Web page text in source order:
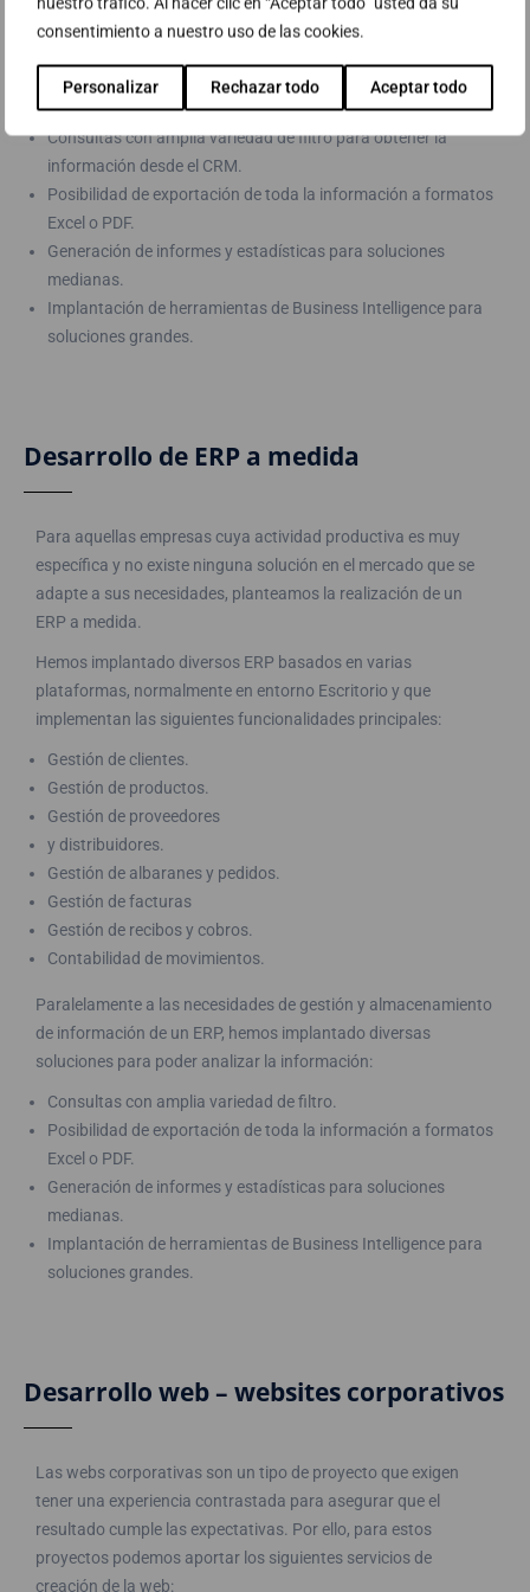
consentimiento a nuestro uso de las cookies.
Personalizar Rechazar todo Aceptar todo
Un CRM debe permitir a los usuarios directores de la empresa
poder analizar la información almacenada, para ello se
plantean las siguientes estrategias de servicios:
Consultas con amplia variedad de filtro para obtener la
información desde el CRM.
Posibilidad de exportación de toda la información a formatos
Excel o PDF.
Generación de informes y estadísticas para soluciones
medianas.
Implantación de herramientas de Business Intelligence para
soluciones grandes.
Desarrollo de ERP a medida
Para aquellas empresas cuya actividad productiva es muy
específica y no existe ninguna solución en el mercado que se
adapte a sus necesidades, planteamos la realización de un
ERP a medida.
Hemos implantado diversos ERP basados en varias
plataformas, normalmente en entorno Escritorio y que
implementan las siguientes funcionalidades principales:
Gestión de clientes.
Gestión de productos.
Gestión de proveedores
y distribuidores.
Gestión de albaranes y pedidos.
Gestión de facturas
Gestión de recibos y cobros.
Contabilidad de movimientos.
Paralelamente a las necesidades de gestión y almacenamiento
de información de un ERP, hemos implantado diversas
soluciones para poder analizar la información:
Consultas con amplia variedad de filtro.
Posibilidad de exportación de toda la información a formatos
Excel o PDF.
Generación de informes y estadísticas para soluciones
medianas.
Implantación de herramientas de Business Intelligence para
soluciones grandes.
Desarrollo web – websites corporativos
Las webs corporativas son un tipo de proyecto que exigen
tener una experiencia contrastada para asegurar que el
resultado cumple las expectativas. Por ello, para estos
proyectos podemos aportar los siguientes servicios de
creación de la web: